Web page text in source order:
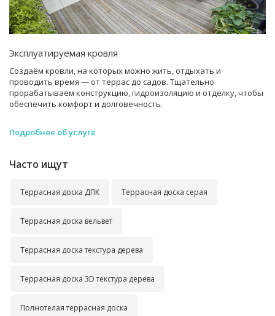
Эксплуатируемая кровля
Создаём кровли, на которых можно жить, отдыхать и
проводить время — от террас до садов. Тщательно
прорабатываем конструкцию, гидроизоляцию и отделку, чтобы
обеспечить комфорт и долговечность.
Подробнее об услуге
Часто ищут
Террасная доска ДПК Террасная доска серая
Террасная доска вельвет
Террасная доска текстура дерева
Террасная доска 3D текстура дерева
Полнотелая террасная доска